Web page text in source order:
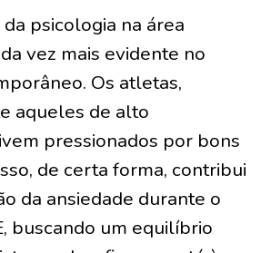
psicologia na área
vez mais evidente no
Os atletas,
aqueles de alto
pressionados por bons
de certa forma, contribui
da ansiedade durante o
buscando um equilíbrio